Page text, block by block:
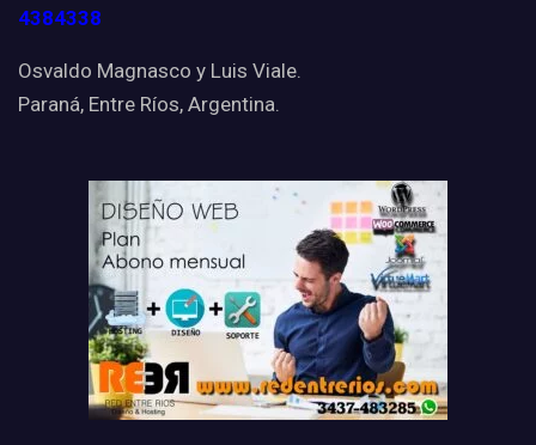
4384338
Osvaldo Magnasco y Luis Viale.
Paraná, Entre Ríos, Argentina.